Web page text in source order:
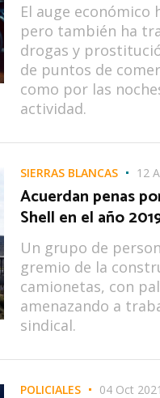
El auge
pero también ha
drogas y
de puntos de
como por las
actividad.
SIERRAS BLANCAS 12
Acuerdan penas
Shell en el año
Un grupo de
gremio de la
camionetas, con
amenazando a
sindical.
POLICIALES 04 Oct 2021